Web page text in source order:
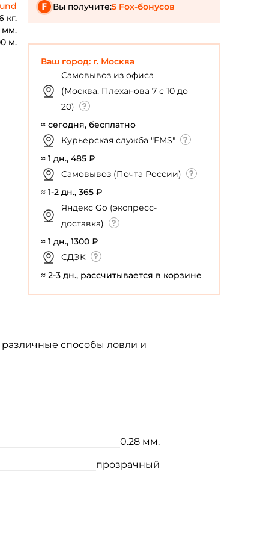
кг.
мм.
м.
Вы получите:5 Fox-бонусов
Ваш город: г. Москва
Самовывоз из офиса
(Москва, Плеханова 7 с 10 до
20)
≈ сегодня, бесплатно
Курьерская служба "EMS"
≈ 1 дн., 485 ₽
Самовывоз (Почта России)
≈ 1-2 дн., 365 ₽
Яндекс Go (экспресс-
доставка)
≈ 1 дн., 1300 ₽
СДЭК
≈ 2-3 дн., рассчитывается в корзине
способы ловли и
0.28 мм.
прозрачный